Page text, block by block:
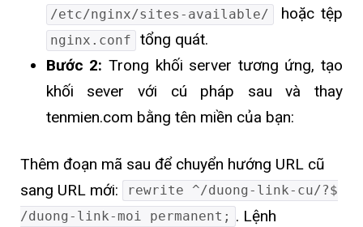
/etc/nginx/sites-available/ hoặc tệp
nginx.conf
tổng quát.
Bước 2: Trong khối server tương ứng, tạo
khối sever với cú pháp sau và thay
tenmien.com bằng tên miền của bạn:
Thêm đoạn mã sau để chuyển hướng URL cũ
sang URL mới:
rewrite ^/duong-link-cu/?$
/duong-link-moi permanent; . Lệnh